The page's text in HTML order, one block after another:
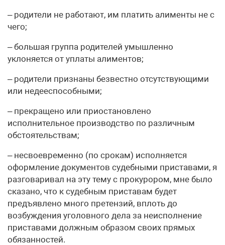
– родители не работают, им платить алименты не с
чего;
– большая группа родителей умышленно
уклоняется от уплаты алиментов;
– родители признаны безвестно отсутствующими
или недееспособными;
– прекращено или приостановлено
исполнительное производство по различным
обстоятельствам;
– несвоевременно (по срокам) исполняется
оформление документов судебными приставами, я
разговаривал на эту тему с прокурором, мне было
сказано, что к судебным приставам будет
предъявлено много претензий, вплоть до
возбуждения уголовного дела за неисполнение
приставами должным образом своих прямых
обязанностей.